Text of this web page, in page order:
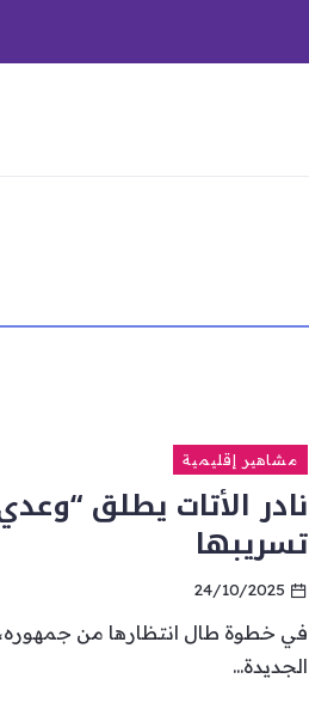
مشاهير إقليمية
نادر الأتات يطلق
تسريبها
24/10/2025
في خطوة طال انتظارها من جمهوره،
الجديدة...